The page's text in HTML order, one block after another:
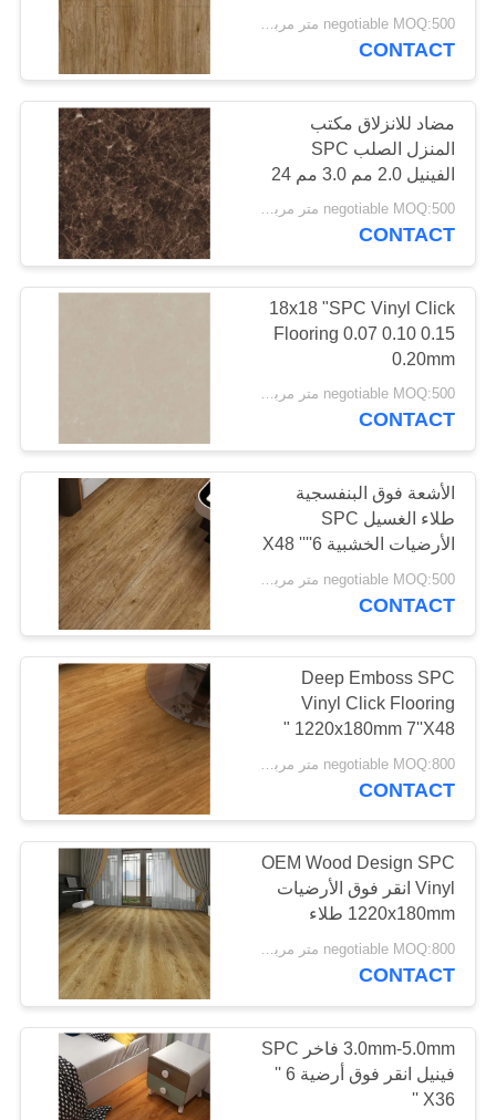
قشر ولصق أرضيات
الفينيل
36
وضع أرضيات الفينيل
فضفاضة
14
مكافحة ساكنة
الأرضيات الفينيل
12
أرضيات الفينيل
متجانسة
14
أرضيات المرآب غير
القابلة للانزلاق
12
negotiable MOQ:500 متر مربع لكل لون
CONTACT
مضاد للانزلاق مكتب
المنزل الصلب SPC
الفينيل 2.0 مم 3.0 مم 24
× 24 "
negotiable MOQ:500 متر مربع لكل لون
CONTACT
18x18 "SPC Vinyl Click
Flooring 0.07 0.10 0.15
0.20mm
negotiable MOQ:500 متر مربع لكل لون
CONTACT
الأشعة فوق البنفسجية
طلاء الغسيل SPC
الأرضيات الخشبية 6''X48 ''
3.0mm-5.0mm
CONTACT
Deep Emboss SPC
Vinyl Click Flooring
1220x180mm 7''X48 "
negotiable MOQ:800 متر مربع لكل لون
CONTACT
OEM Wood Design SPC
Vinyl انقر فوق الأرضيات
1220x180mm طلاء
للأشعة فوق البنفسجية
negotiable MOQ:800 متر مربع لكل لون
CONTACT
3.0mm-5.0mm فاخر SPC
فينيل انقر فوق أرضية 6 ''
X36 ''